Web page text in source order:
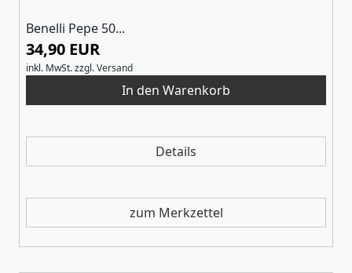
Benelli Pepe 50...
34,90 EUR
inkl. MwSt.zzgl.Versand
Details
zum Merkzettel